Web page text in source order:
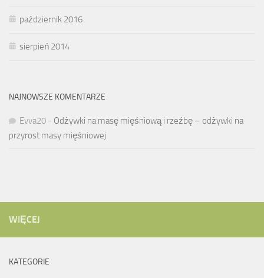
październik 2016
sierpień 2014
NAJNOWSZE KOMENTARZE
Evva20 - Odżywki na masę mięśniową i rzeźbę – odżywki na
przyrost masy mięśniowej
WIĘCEJ
KATEGORIE